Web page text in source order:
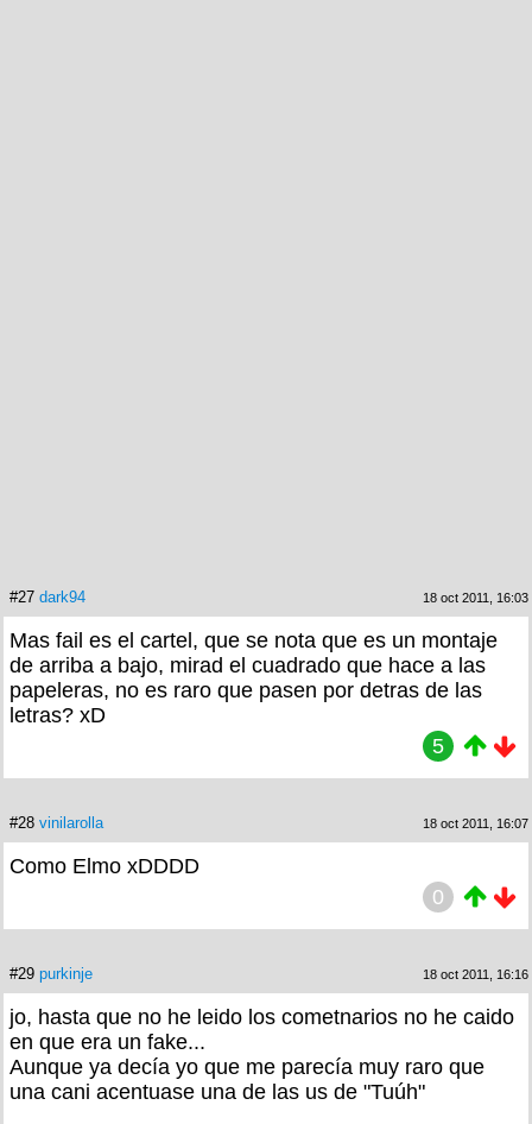
#27 dark94 18 oct 2011, 16:03
Mas fail es el cartel, que se nota que es un montaje
de arriba a bajo, mirad el cuadrado que hace a las
papeleras, no es raro que pasen por detras de las
letras? xD
5
#28 vinilarolla 18 oct 2011, 16:07
Como Elmo xDDDD
0
#29 purkinje 18 oct 2011, 16:16
jo, hasta que no he leido los cometnarios no he caido
en que era un fake...
Aunque ya decía yo que me parecía muy raro que
una cani acentuase una de las us de "Tuúh"